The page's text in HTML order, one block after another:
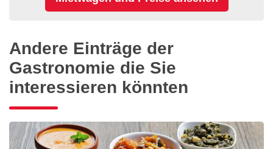
Andere Einträge der
Gastronomie die Sie
interessieren könnten